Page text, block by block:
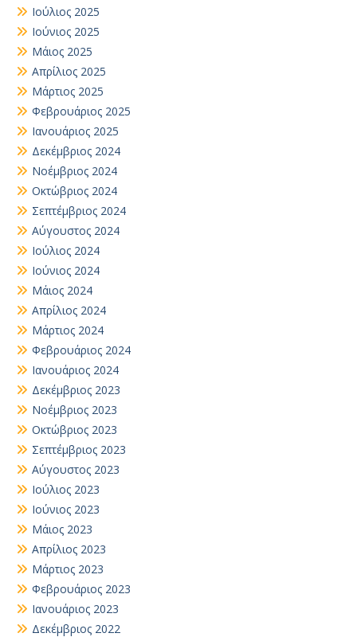
Ιούλιος 2025
Ιούνιος 2025
Μάιος 2025
Απρίλιος 2025
Μάρτιος 2025
Φεβρουάριος 2025
Ιανουάριος 2025
Δεκέμβριος 2024
Νοέμβριος 2024
Οκτώβριος 2024
Σεπτέμβριος 2024
Αύγουστος 2024
Ιούλιος 2024
Ιούνιος 2024
Μάιος 2024
Απρίλιος 2024
Μάρτιος 2024
Φεβρουάριος 2024
Ιανουάριος 2024
Δεκέμβριος 2023
Νοέμβριος 2023
Οκτώβριος 2023
Σεπτέμβριος 2023
Αύγουστος 2023
Ιούλιος 2023
Ιούνιος 2023
Μάιος 2023
Απρίλιος 2023
Μάρτιος 2023
Φεβρουάριος 2023
Ιανουάριος 2023
Δεκέμβριος 2022